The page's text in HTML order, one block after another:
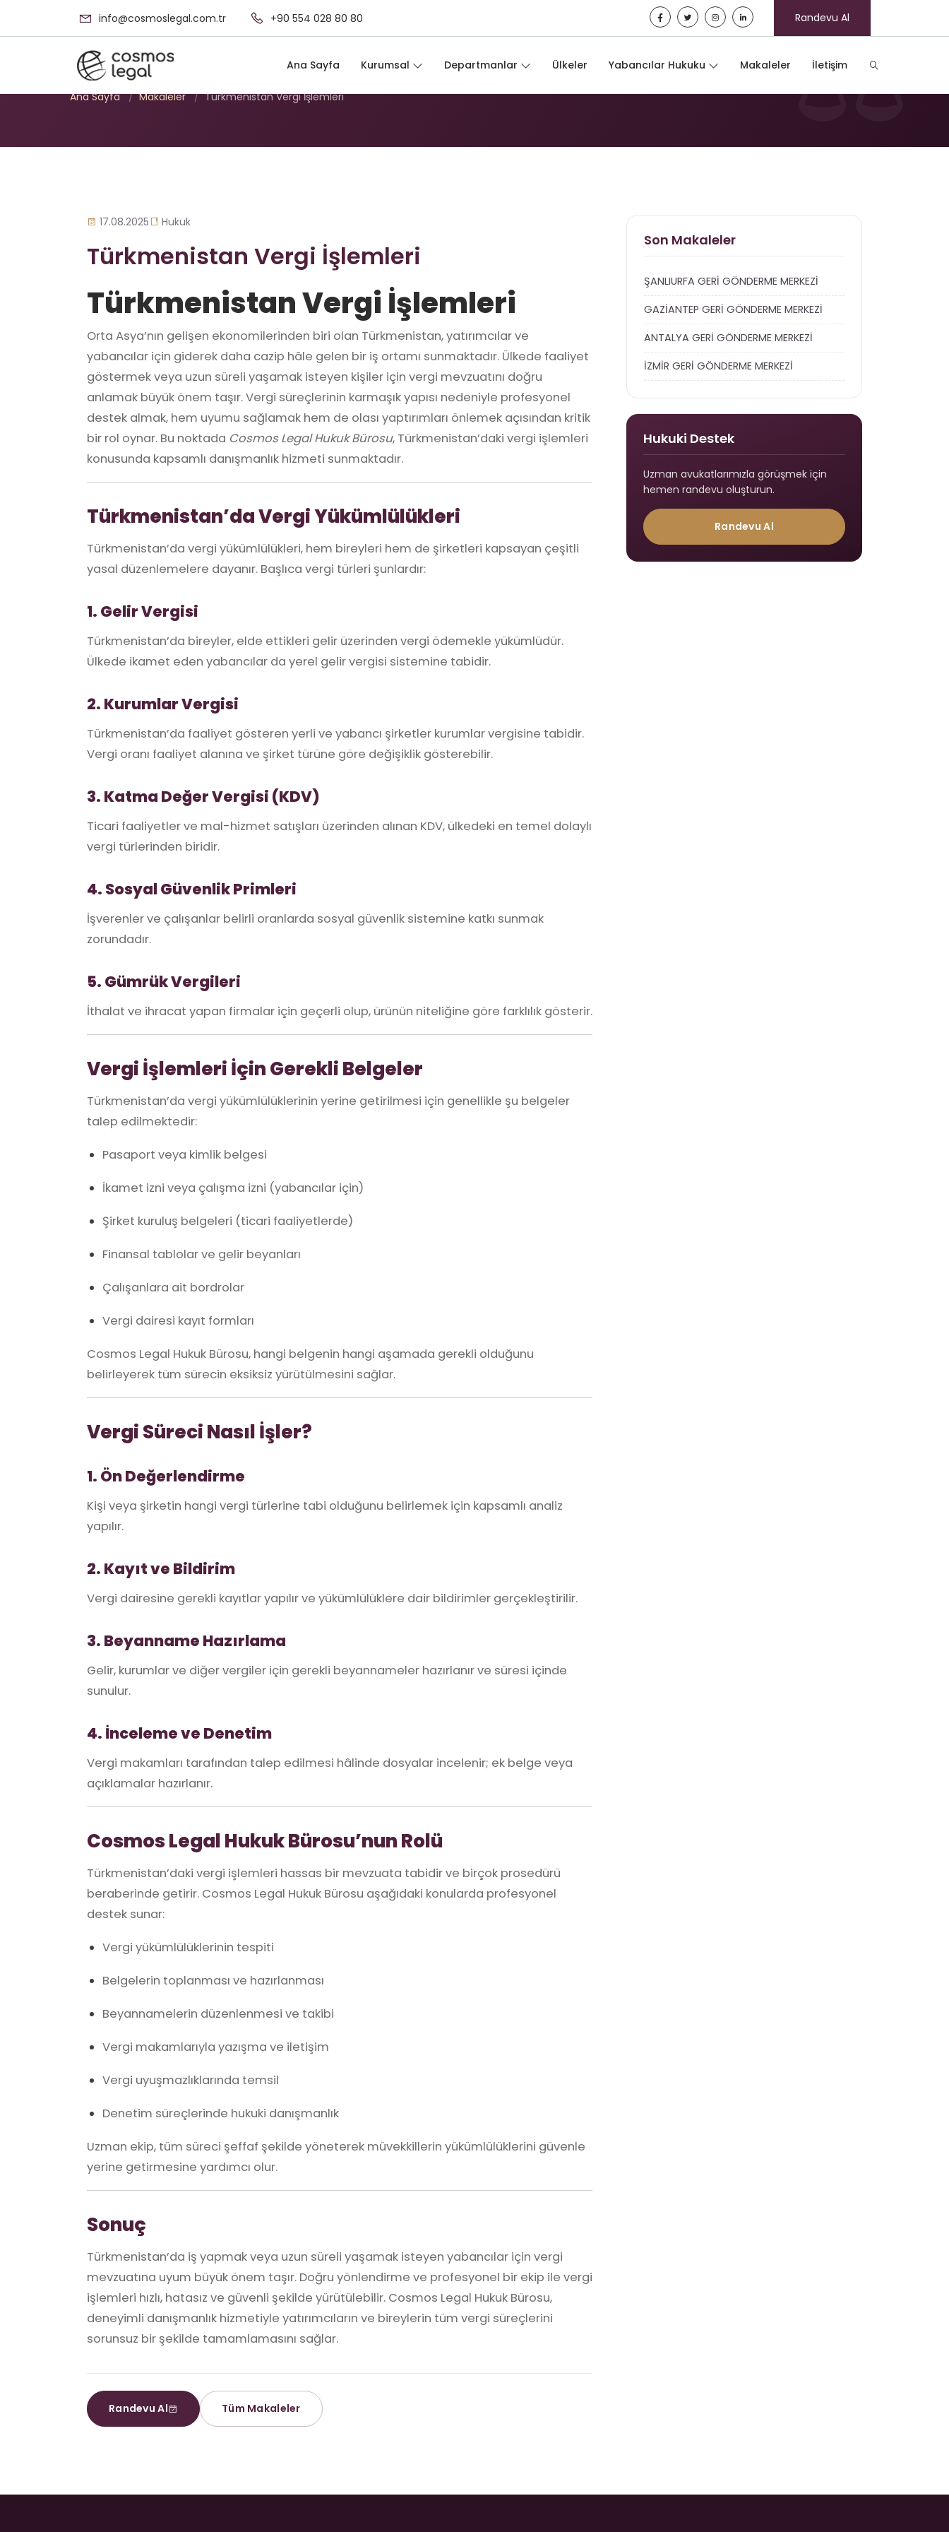
info@cosmoslegal.com.tr +90 554 028 80 80 Randevu Al
Ana Sayfa Kurumsal Departmanlar Ülkeler Yabancılar Hukuku Makaleler İletişim
Türkmenistan Vergi İşlemleri
Ana Sayfa / Makaleler / Türkmenistan Vergi İşlemleri
17.08.2025 Hukuk
Türkmenistan Vergi İşlemleri
Türkmenistan Vergi İşlemleri
Orta Asya’nın gelişen ekonomilerinden biri olan Türkmenistan, yatırımcılar ve
yabancılar için giderek daha cazip hâle gelen bir iş ortamı sunmaktadır. Ülkede faaliyet
göstermek veya uzun süreli yaşamak isteyen kişiler için vergi mevzuatını doğru
anlamak büyük önem taşır. Vergi süreçlerinin karmaşık yapısı nedeniyle profesyonel
destek almak, hem uyumu sağlamak hem de olası yaptırımları önlemek açısından kritik
bir rol oynar. Bu noktada Cosmos Legal Hukuk Bürosu, Türkmenistan’daki vergi işlemleri
konusunda kapsamlı danışmanlık hizmeti sunmaktadır.
Türkmenistan’da Vergi Yükümlülükleri
Türkmenistan’da vergi yükümlülükleri, hem bireyleri hem de şirketleri kapsayan çeşitli
yasal düzenlemelere dayanır. Başlıca vergi türleri şunlardır:
1. Gelir Vergisi
Türkmenistan’da bireyler, elde ettikleri gelir üzerinden vergi ödemekle yükümlüdür.
Ülkede ikamet eden yabancılar da yerel gelir vergisi sistemine tabidir.
2. Kurumlar Vergisi
Türkmenistan’da faaliyet gösteren yerli ve yabancı şirketler kurumlar vergisine tabidir.
Vergi oranı faaliyet alanına ve şirket türüne göre değişiklik gösterebilir.
3. Katma Değer Vergisi (KDV)
Ticari faaliyetler ve mal-hizmet satışları üzerinden alınan KDV, ülkedeki en temel dolaylı
vergi türlerinden biridir.
4. Sosyal Güvenlik Primleri
İşverenler ve çalışanlar belirli oranlarda sosyal güvenlik sistemine katkı sunmak
zorundadır.
5. Gümrük Vergileri
İthalat ve ihracat yapan firmalar için geçerli olup, ürünün niteliğine göre farklılık gösterir.
Vergi İşlemleri İçin Gerekli Belgeler
Türkmenistan’da vergi yükümlülüklerinin yerine getirilmesi için genellikle şu belgeler
talep edilmektedir:
Pasaport veya kimlik belgesi
İkamet izni veya çalışma izni (yabancılar için)
Şirket kuruluş belgeleri (ticari faaliyetlerde)
Finansal tablolar ve gelir beyanları
Çalışanlara ait bordrolar
Vergi dairesi kayıt formları
Cosmos Legal Hukuk Bürosu, hangi belgenin hangi aşamada gerekli olduğunu
belirleyerek tüm sürecin eksiksiz yürütülmesini sağlar.
Vergi Süreci Nasıl İşler?
1. Ön Değerlendirme
Kişi veya şirketin hangi vergi türlerine tabi olduğunu belirlemek için kapsamlı analiz
yapılır.
2. Kayıt ve Bildirim
Vergi dairesine gerekli kayıtlar yapılır ve yükümlülüklere dair bildirimler gerçekleştirilir.
3. Beyanname Hazırlama
Gelir, kurumlar ve diğer vergiler için gerekli beyannameler hazırlanır ve süresi içinde
sunulur.
4. İnceleme ve Denetim
Vergi makamları tarafından talep edilmesi hâlinde dosyalar incelenir; ek belge veya
açıklamalar hazırlanır.
Cosmos Legal Hukuk Bürosu’nun Rolü
Türkmenistan’daki vergi işlemleri hassas bir mevzuata tabidir ve birçok prosedürü
beraberinde getirir. Cosmos Legal Hukuk Bürosu aşağıdaki konularda profesyonel
destek sunar:
Vergi yükümlülüklerinin tespiti
Belgelerin toplanması ve hazırlanması
Beyannamelerin düzenlenmesi ve takibi
Vergi makamlarıyla yazışma ve iletişim
Vergi uyuşmazlıklarında temsil
Denetim süreçlerinde hukuki danışmanlık
Uzman ekip, tüm süreci şeffaf şekilde yöneterek müvekkillerin yükümlülüklerini güvenle
yerine getirmesine yardımcı olur.
Sonuç
Türkmenistan’da iş yapmak veya uzun süreli yaşamak isteyen yabancılar için vergi
mevzuatına uyum büyük önem taşır. Doğru yönlendirme ve profesyonel bir ekip ile vergi
işlemleri hızlı, hatasız ve güvenli şekilde yürütülebilir. Cosmos Legal Hukuk Bürosu,
deneyimli danışmanlık hizmetiyle yatırımcıların ve bireylerin tüm vergi süreçlerini
sorunsuz bir şekilde tamamlamasını sağlar.
Randevu Al Tüm Makaleler
Son Makaleler
ŞANLIURFA GERİ GÖNDERME MERKEZİ
GAZİANTEP GERİ GÖNDERME MERKEZİ
ANTALYA GERİ GÖNDERME MERKEZİ
İZMİR GERİ GÖNDERME MERKEZİ
Hukuki Destek
Uzman avukatlarımızla görüşmek için
hemen randevu oluşturun.
Randevu Al